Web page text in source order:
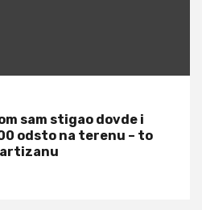
sam stigao dovde i
odsto na terenu – to